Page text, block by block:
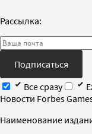
Рассылка:
Подписаться
Все сразу
Новости Forbes
Наименование